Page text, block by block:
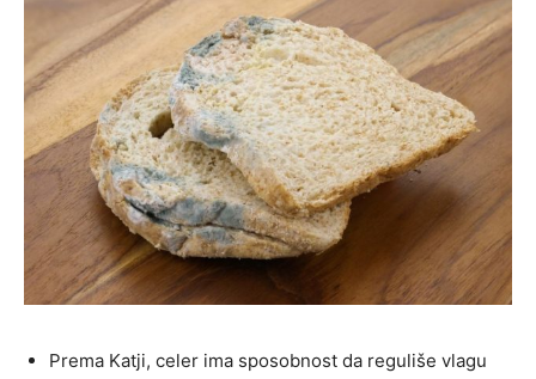
Prema Katji, celer ima sposobnost da reguliše vlagu